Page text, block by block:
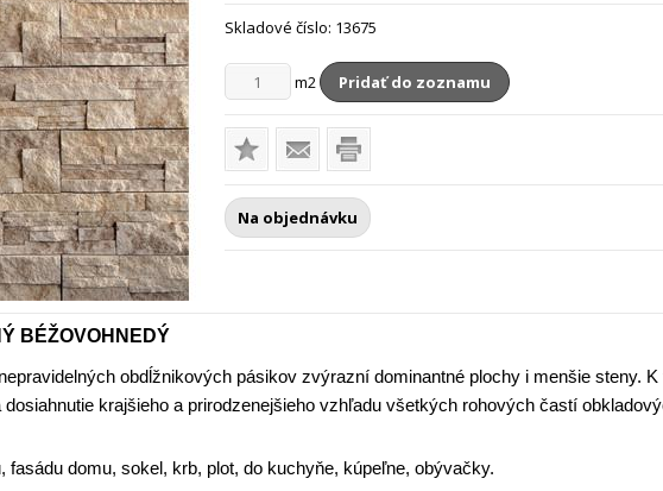
Skladové číslo: 13675
m2 Pridať do zoznamu
Na objednávku
BÉŽOVOHNEDÝ
obdĺžnikových pásikov zvýrazní dominantné plochy i menšie steny.
dosiahnutie krajšieho a prirodzenejšieho vzhľadu všetkých rohových častí
fasádu domu, sokel, krb, plot, do kuchyňe, kúpeľne, obývačky.